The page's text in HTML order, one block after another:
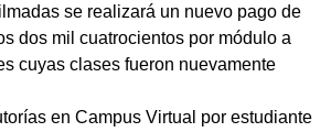
se realizará un nuevo pago de
dos mil cuatrocientos por módulo a
cuyas clases fueron nuevamente
en Campus Virtual por estudiante